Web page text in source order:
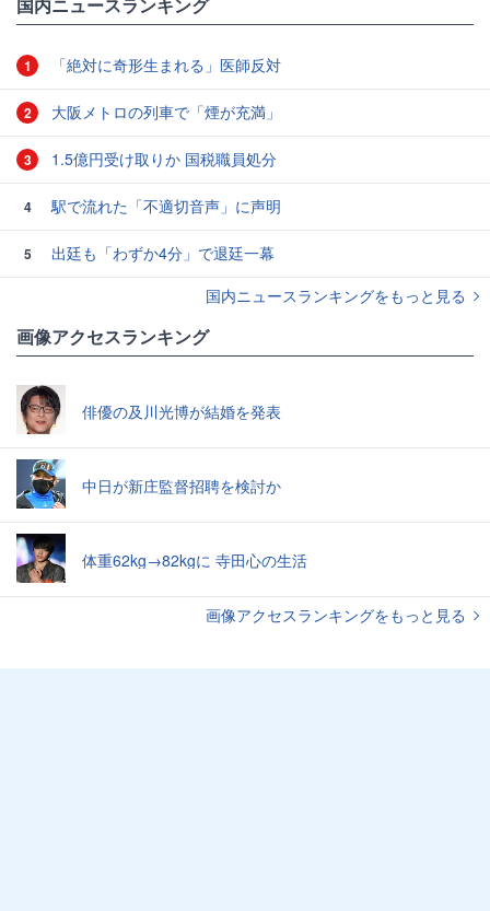
国内ニュースランキング
1 「絶対に奇形生まれる」医師反対
2 大阪メトロの列車で「煙が充満」
3 1.5億円受け取りか 国税職員処分
4 駅で流れた「不適切音声」に声明
5
出廷も「わずか4分」で退廷一幕
国内ニュースランキングをもっと見る
画像アクセスランキング
俳優の及川光博が結婚を発表
中日が新庄監督招聘を検討か
体重62kg→82kgに 寺田心の生活
画像アクセスランキングをもっと見る